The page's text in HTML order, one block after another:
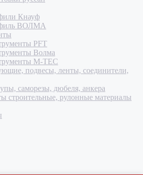
Кнауф
ВОЛМА
PFT
Волма
M-TEC
подвесы, ленты, соединители,
саморезы, дюбеля, анкера
строительные, рулонные материалы